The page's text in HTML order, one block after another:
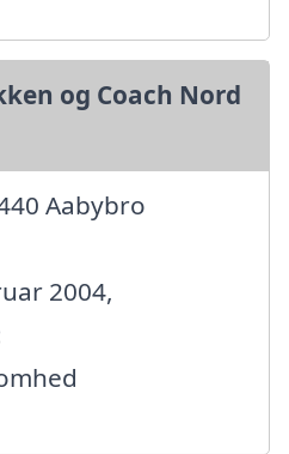
og Coach Nord
Aabybro
2004,